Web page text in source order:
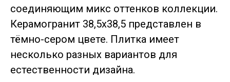
соединяющим микс оттенков коллекции.
Керамогранит 38,5х38,5 представлен в
тёмно-сером цвете. Плитка имеет
несколько разных вариантов для
естественности дизайна.